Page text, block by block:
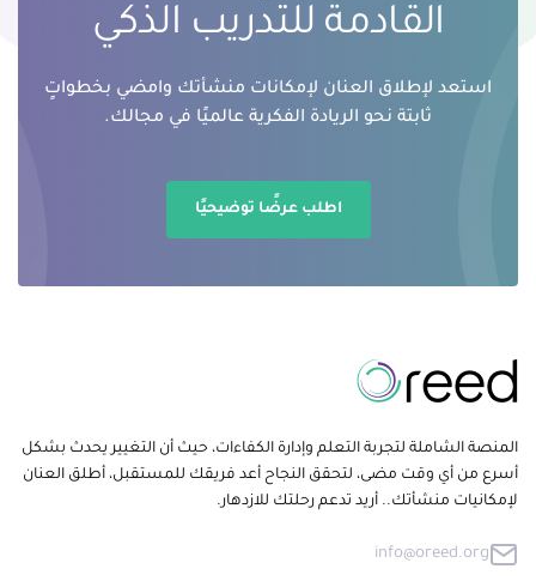
القادمة للتدريب الذكي
استعد لإطلاق العنان لإمكانات منشأتك وامضي بخطواتٍ
ثابتة نحو الريادة الفكرية عالميًا في مجالك.
اطلب عرضًا توضيحيًا
المنصة الشاملة لتجربة التعلم وإدارة الكفاءات، حيث أن التغيير يحدث بشكل
أسرع من أي وقت مضى، لتحقق النجاح أعد فريقك للمستقبل، أطلق العنان
لإمكانيات منشأتك.. أريد تدعم رحلتك للازدهار.
info@oreed.org